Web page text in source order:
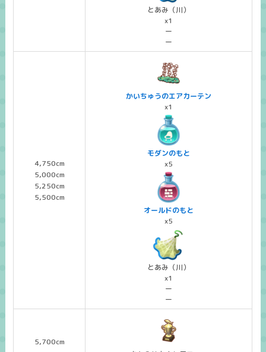
とあみ（川）
x1
ー
ー
4,750cm
5,000cm
5,250cm
5,500cm
かいちゅうのエアカーテン
x1
モダンのもと
x5
オールドのもと
x5
とあみ（川）
x1
ー
ー
5,700cm